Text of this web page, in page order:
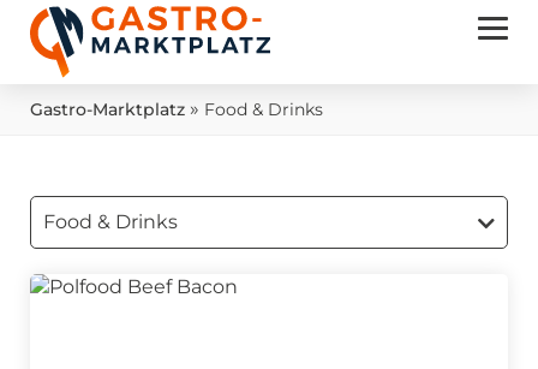
Gastro-Marktplatz » Food & Drinks
Food & Drinks